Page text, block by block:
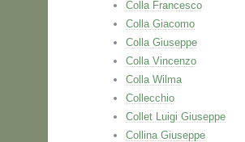
Colla Francesco
Colla Giacomo
Colla Giuseppe
Colla Vincenzo
Colla Wilma
Collecchio
Collet Luigi Giuseppe
Collina Giuseppe